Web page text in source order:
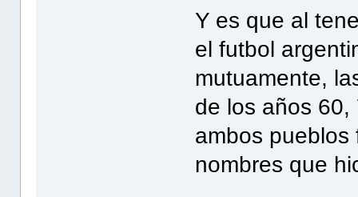
Y es que al
el futbol
mutuamente,
de los años
ambos pueblos
nombres que